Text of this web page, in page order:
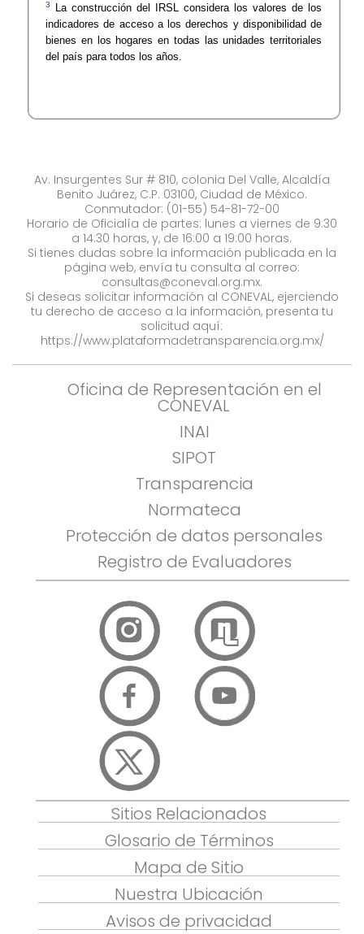
3
La construcción del IRSL considera los valores de los
indicadores de acceso a los derechos y disponibilidad de
bienes en los hogares en todas las unidades territoriales
del país para todos los años.
Av. Insurgentes Sur # 810, colonia Del Valle, Alcaldía
Benito Juárez, C.P. 03100, Ciudad de México.
Conmutador: (01-55) 54-81-72-00
Horario de Oficialía de partes: lunes a viernes de 9:30
a 14:30 horas, y, de 16:00 a 19:00 horas.
Si tienes dudas sobre la información publicada en la
página web, envía tu consulta al correo:
consultas@coneval.org.mx.
Si deseas solicitar información al CONEVAL, ejerciendo
tu derecho de acceso a la información, presenta tu
solicitud aquí:
https://www.plataformadetransparencia.org.mx/
Oficina de Representación en el
CONEVAL
INAI
SIPOT
Transparencia
Normateca
Protección de datos personales
Registro de Evaluadores
Sitios Relacionados
Glosario de Términos
Mapa de Sitio
Nuestra Ubicación
Avisos de privacidad